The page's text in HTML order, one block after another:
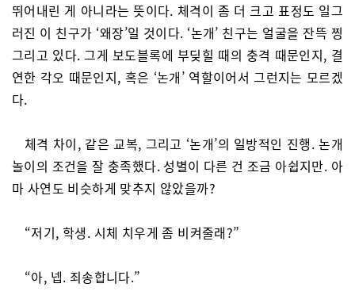
뛰어내린 게 아니라는 뜻이다. 체격이 좀 더 크고 표정도 일그
러진 이 친구가 ‘왜장’일 것이다. ‘논개’ 친구는 얼굴을 잔뜩 찡
그리고 있다. 그게 보도블록에 부딪힐 때의 충격 때문인지, 결
연한 각오 때문인지, 혹은 ‘논개’ 역할이어서 그런지는 모르겠
다.
체격 차이, 같은 교복, 그리고 ‘논개’의 일방적인 진행. 논개
놀이의 조건을 잘 충족했다. 성별이 다른 건 조금 아쉽지만. 아
마 사연도 비슷하게 맞추지 않았을까?
“저기, 학생. 시체 치우게 좀 비켜줄래?”
“아, 넵. 죄송합니다.”